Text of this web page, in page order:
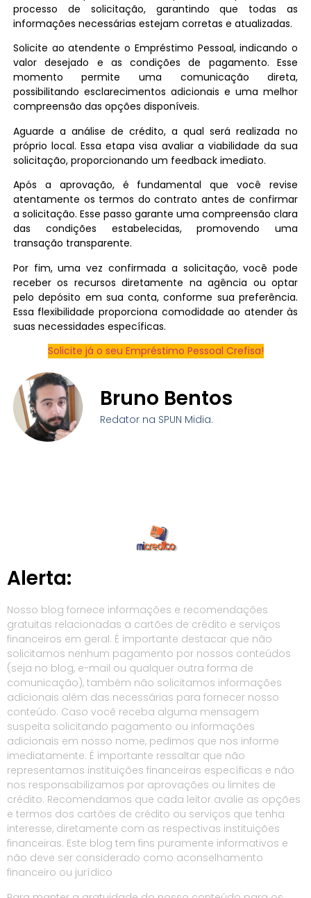
processo de solicitação, garantindo que todas as
informações necessárias estejam corretas e atualizadas.
Solicite ao atendente o Empréstimo Pessoal, indicando o
valor desejado e as condições de pagamento. Esse
momento permite uma comunicação direta,
possibilitando esclarecimentos adicionais e uma melhor
compreensão das opções disponíveis.
Aguarde a análise de crédito, a qual será realizada no
próprio local. Essa etapa visa avaliar a viabilidade da sua
solicitação, proporcionando um feedback imediato.
Após a aprovação, é fundamental que você revise
atentamente os termos do contrato antes de confirmar
a solicitação. Esse passo garante uma compreensão clara
das condições estabelecidas, promovendo uma
transação transparente.
Por fim, uma vez confirmada a solicitação, você pode
receber os recursos diretamente na agência ou optar
pelo depósito em sua conta, conforme sua preferência.
Essa flexibilidade proporciona comodidade ao atender às
suas necessidades específicas.
Solicite já o seu Empréstimo Pessoal Crefisa!
Bruno Bentos
Redator na SPUN Midia.
Alerta:
Nosso blog fornece informações e recomendações
gratuitas relacionadas a cartões de crédito e serviços
financeiros em geral. É importante destacar que não
solicitamos nenhum pagamento por nossos conteúdos
(seja no blog, e-mail ou qualquer outra forma de
comunicação), também não solicitamos informações
adicionais além das necessárias para fornecer nosso
conteúdo. Caso você receba alguma mensagem
suspeita solicitando pagamento ou informações
adicionais em nosso nome, pedimos que nos informe
imediatamente. É importante ressaltar que não
representamos instituições financeiras específicas e não
nos responsabilizamos por aprovações ou limites de
crédito. Recomendamos que cada leitor avalie as opções
e termos dos cartões de crédito ou serviços que tenha
interesse, diretamente com as respectivas instituições
financeiras. Este blog tem fins puramente informativos e
não deve ser considerado como aconselhamento
financeiro ou jurídico